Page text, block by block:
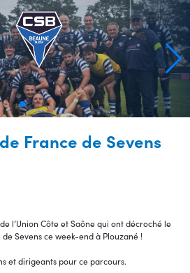
France de Sevens
l’Union Côte et Saône qui ont décroché le
Sevens ce week-end à Plouzané !
et dirigeants pour ce parcours.